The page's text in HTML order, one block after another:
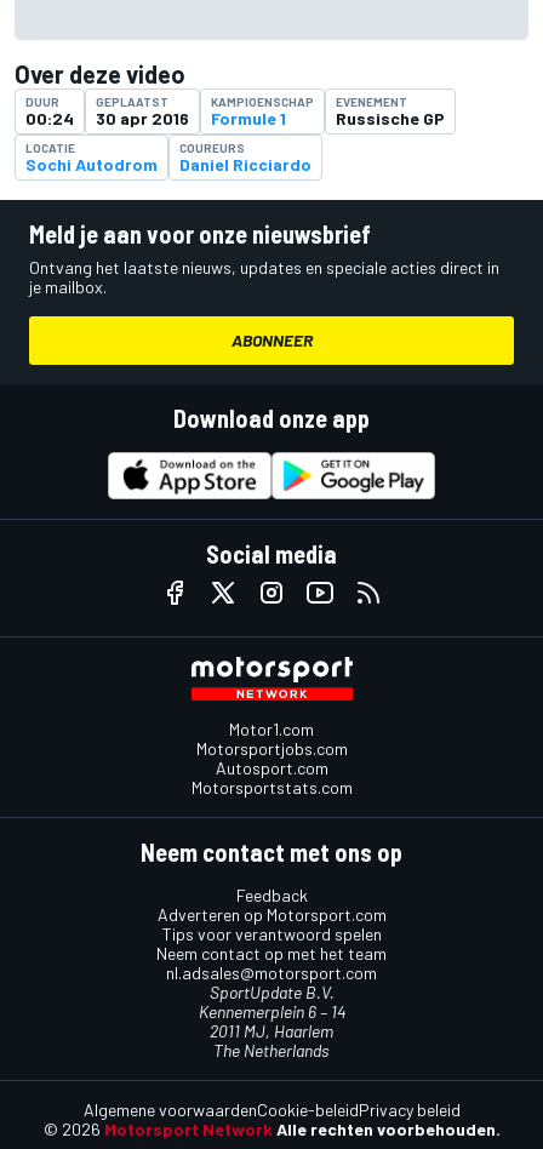
Over deze video
DUUR
00:24
GEPLAATST
30 apr 2016
KAMPIOENSCHAP
Formule 1
EVENEMENT
Russische GP
LOCATIE
Sochi Autodrom
COUREURS
Daniel Ricciardo
Meld je aan voor onze nieuwsbrief
Ontvang het laatste nieuws, updates en speciale acties direct in
je mailbox.
ABONNEER
Download onze app
Social media
Motor1.com
Motorsportjobs.com
Autosport.com
Motorsportstats.com
Neem contact met ons op
Feedback
Adverteren op Motorsport.com
Tips voor verantwoord spelen
Neem contact op met het team
nl.adsales@motorsport.com
SportUpdate B.V.
Kennemerplein 6 – 14
2011 MJ, Haarlem
The Netherlands
© 2026 Motorsport Network Alle rechten voorbehouden.
Algemene voorwaardenCookie-beleidPrivacy beleid